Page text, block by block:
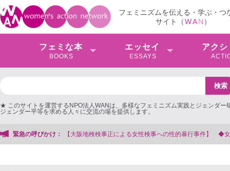
フェミニズムを伝える・学ぶ・つ
サイト（WAN ）
フェミな本
BOOKS
エッセイ
ESSAYS
アクシ
★ このサイトを運営するNPO法人WANは、多様なフェミニズム実践とジェンダー
ジェンダー平等を求める人々に交流の場を提供します。
緊急の呼びかけ：
地検検事正による女性検事への性的暴行事件】 ◆女性検事を支援する会事務局